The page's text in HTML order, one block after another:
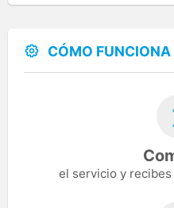
CÓMO FUNCIONA
el servicio y